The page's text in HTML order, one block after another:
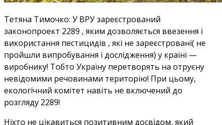
Тетяна Тимочко: У ВРУ зареєстрований
законопроект 2289 , яким дозволяється ввезення і
використання пестицидів , які не зареєстровані( не
пройшли випробування і дослідження) у країні —
виробнику! Тобто Україну перетворять на отруєну
невідомими речовинами територію! При цьому,
екологічний комітет навіть не включений до
розгляду 2289!
Ніхто не цікавиться позитивним досвідом, який